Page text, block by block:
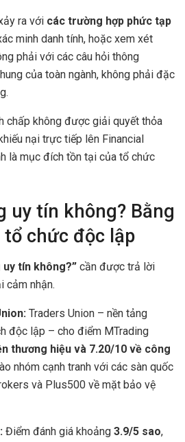
ra với các trường hợp phức tạp
minh danh tính, hoặc xem xét
phải với các câu hỏi thông
của toàn ngành, không phải đặc
chấp không được giải quyết thỏa
nại trực tiếp lên Financial
là mục đích tồn tại của tổ chức
uy tín không? Bằng
chức độc lập
uy tín không?” cần được trả lời
cảm nhận.
Traders Union – nền tảng
độc lập – cho điểm MTrading
thương hiệu và 7.20/10 về công
nhóm cạnh tranh với các sàn quốc
và Plus500 về mặt bảo vệ
: Điểm đánh giá khoảng 3.9/5 sao,